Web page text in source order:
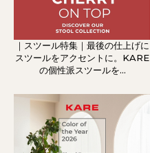
｜スツール特集｜最後の仕上げに
スツールをアクセントに。KARE
の個性派スツールを...